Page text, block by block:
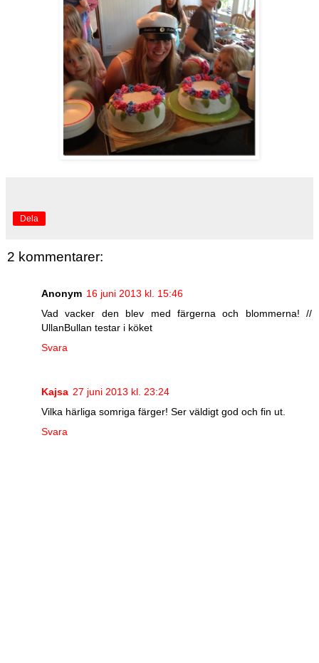
Dela
2 kommentarer:
Anonym 16 juni 2013 kl. 15:46
Vad vacker den blev med färgerna och blommerna! //
UllanBullan testar i köket
Svara
Kajsa 27 juni 2013 kl. 23:24
Vilka härliga somriga färger! Ser väldigt god och fin ut.
Svara